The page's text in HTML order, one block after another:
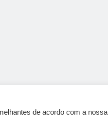
de acordo com a nossa